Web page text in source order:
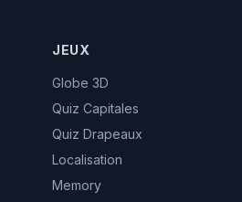
JEUX
Globe 3D
Quiz Capitales
Quiz Drapeaux
Localisation
Memory